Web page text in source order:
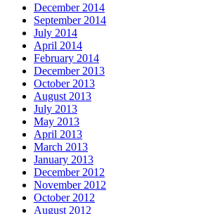
December 2014
September 2014
July 2014
April 2014
February 2014
December 2013
October 2013
August 2013
July 2013
May 2013
April 2013
March 2013
January 2013
December 2012
November 2012
October 2012
August 2012